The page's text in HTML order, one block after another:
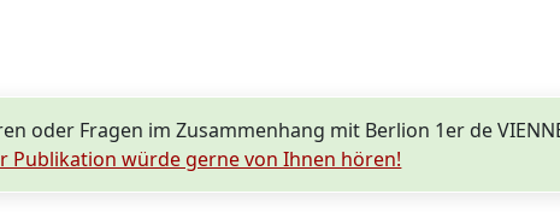
oder Fragen im Zusammenhang mit Berlion 1er de
Publikation würde gerne von Ihnen hören!